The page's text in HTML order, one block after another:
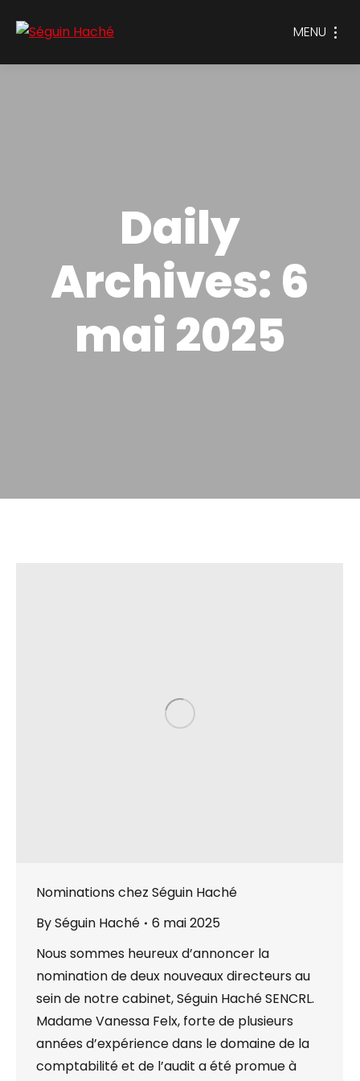
MENU
Daily
Archives: 6
mai 2025
Nominations chez Séguin Haché
BySéguin Haché
6 mai 2025
Nous sommes heureux d’annoncer la
nomination de deux nouveaux directeurs au
sein de notre cabinet, Séguin Haché SENCRL.
Madame Vanessa Felx, forte de plusieurs
années d’expérience dans le domaine de la
comptabilité et de l’audit a été promue à